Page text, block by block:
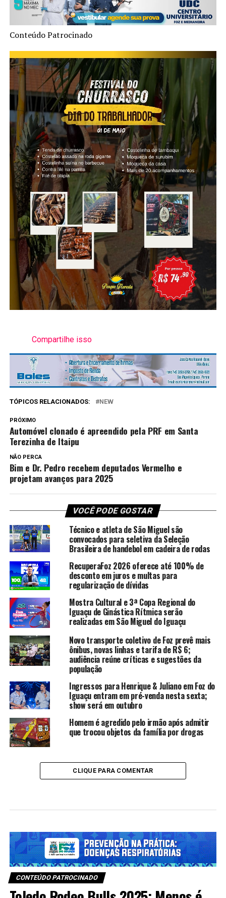
Conteúdo Patrocinado
Compartilhe isso
TÓPICOS RELACIONADOS: NEW
PRÓXIMO
Automóvel clonado é apreendido pela PRF em Santa
Terezinha de Itaipu
NÃO PERCA
Bim e Dr. Pedro recebem deputados Vermelho e
projetam avanços para 2025
VOCÊ PODE GOSTAR
Técnico e atleta de São Miguel são
convocados para seletiva da Seleção
Brasileira de handebol em cadeira de rodas
RecuperaFoz 2026 oferece até 100% de
desconto em juros e multas para
regularização de dívidas
Mostra Cultural e 3ª Copa Regional do
Iguaçu de Ginástica Rítmica serão
realizadas em São Miguel do Iguaçu
Novo transporte coletivo de Foz prevê mais
ônibus, novas linhas e tarifa de R$ 6;
audiência reúne críticas e sugestões da
população
Ingressos para Henrique & Juliano em Foz do
Iguaçu entram em pré-venda nesta sexta;
show será em outubro
Homem é agredido pelo irmão após admitir
que trocou objetos da família por drogas
CLIQUE PARA COMENTAR
CONTEÚDO PATROCINADO